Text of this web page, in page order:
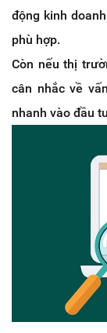
động kinh
phù hợp.
Còn nếu thị
cân nhắc về
nhanh vào đầu